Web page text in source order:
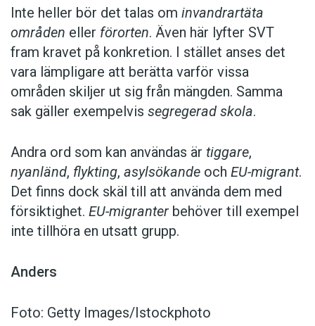
Inte heller bör det talas om invandrartäta
områden eller förorten. Även här lyfter SVT
fram kravet på konkretion. I stället anses det
vara lämpligare att berätta varför vissa
områden skiljer ut sig från mängden. Samma
sak gäller exempelvis segregerad skola.
Andra ord som kan användas är tiggare,
nyanländ, flykting, asylsökande och EU-migrant.
Det finns dock skäl till att använda dem med
försiktighet. EU-migranter behöver till exempel
inte tillhöra en utsatt grupp.
Anders
Foto: Getty Images/Istockphoto